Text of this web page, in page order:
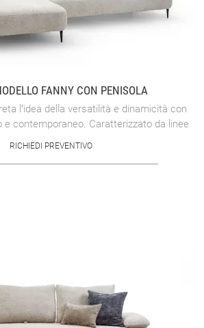
FANNY CON PENISOLA
l’idea della versatilità e dinamicità con
e contemporaneo. Caratterizzato da linee
RICHIEDI PREVENTIVO